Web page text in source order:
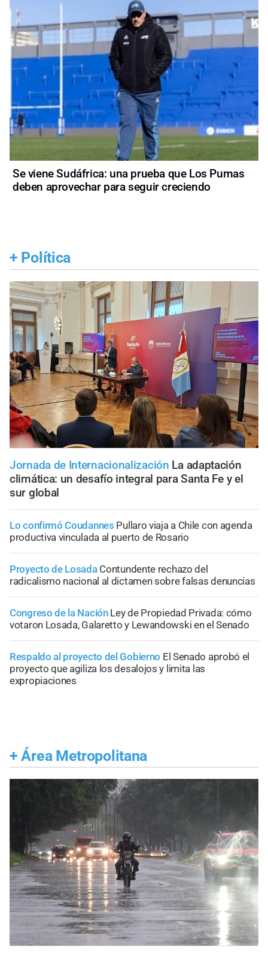
Se viene Sudáfrica: una prueba que Los Pumas
deben aprovechar para seguir creciendo
+ Política
Jornada de Internacionalización La adaptación
climática: un desafío integral para Santa Fe y el
sur global
Lo confirmó Coudannes Pullaro viaja a Chile con agenda
productiva vinculada al puerto de Rosario
Proyecto de Losada Contundente rechazo del
radicalismo nacional al dictamen sobre falsas denuncias
Congreso de la Nación Ley de Propiedad Privada: cómo
votaron Losada, Galaretto y Lewandowski en el Senado
Respaldo al proyecto del Gobierno El Senado aprobó el
proyecto que agiliza los desalojos y limita las
expropiaciones
+ Área Metropolitana